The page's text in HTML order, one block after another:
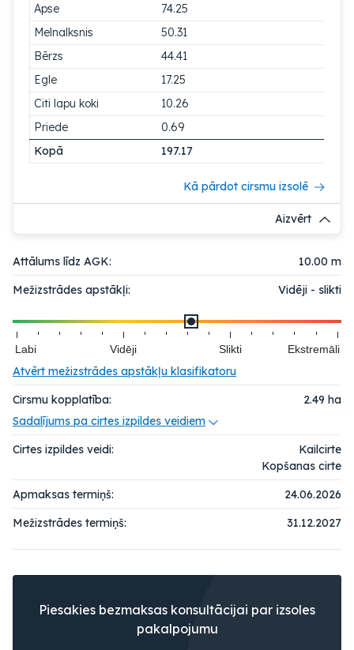
Apse
74.25
Melnalksnis
50.31
Bērzs
44.41
Egle
17.25
Citi lapu koki
10.26
Priede
0.69
Kopā
197.17
Kā pārdot cirsmu izsolē
Aizvērt
Attālums līdz AGK:
10.00 m
Mežizstrādes apstākļi:
Vidēji - slikti
Labi Vidēji Slikti Ekstremāli
Atvērt mežizstrādes apstākļu klasifikatoru
Cirsmu kopplatība:
2.49 ha
Sadalījums pa cirtes izpildes veidiem
Cirtes izpildes veidi:
Kailcirte
Kopšanas cirte
Apmaksas termiņš:
24.06.2026
Mežizstrādes termiņš:
31.12.2027
Piesakies bezmaksas konsultācijai par izsoles
pakalpojumu